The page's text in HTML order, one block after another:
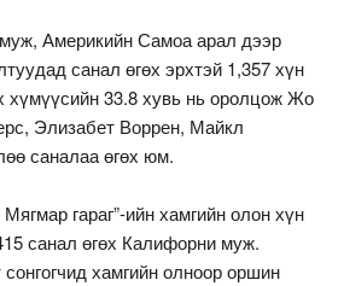
Америкийн Самоа арал дээр
санал өгөх эрхтэй 1,357 хүн
хүмүүсийн 33.8 хувь нь оролцож Жо
Элизабет Воррен, Майкл
саналаа өгөх юм.
гараг”-ийн хамгийн олон хүн
санал өгөх Калифорни муж.
хамгийн олноор оршин